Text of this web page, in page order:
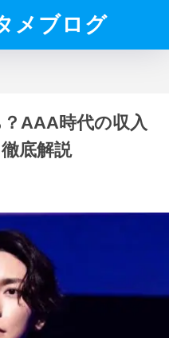
メブログ
AAA時代の収入
底解説